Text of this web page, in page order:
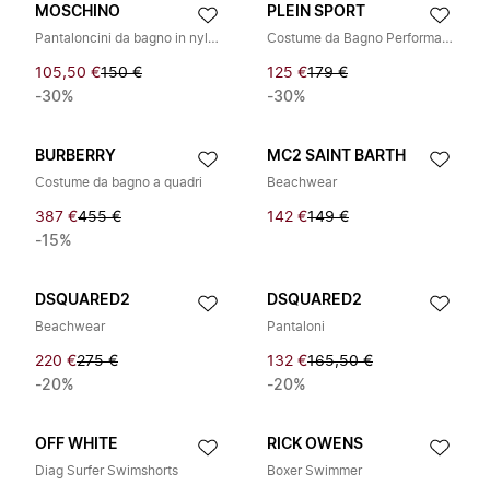
MOSCHINO
Pantaloncini da bagno in nylon Smiley
105,50 €150 €
-30%
PLEIN SPORT
Costume da Bagno Performance
125 €179 €
-30%
BURBERRY
Costume da bagno a quadri
387 €455 €
-15%
MC2 SAINT BARTH
Beachwear
142 €149 €
DSQUARED2
Beachwear
220 €275 €
-20%
DSQUARED2
Pantaloni
132 €165,50 €
-20%
OFF WHITE
Diag Surfer Swimshorts
RICK OWENS
Boxer Swimmer